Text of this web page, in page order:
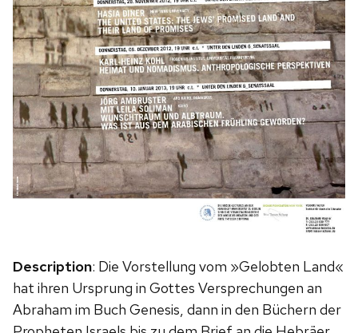
Description: Die Vorstellung vom »Gelobten Land«
hat ihren Ursprung in Gottes Versprechungen an
Abraham im Buch Genesis, dann in den Büchern der